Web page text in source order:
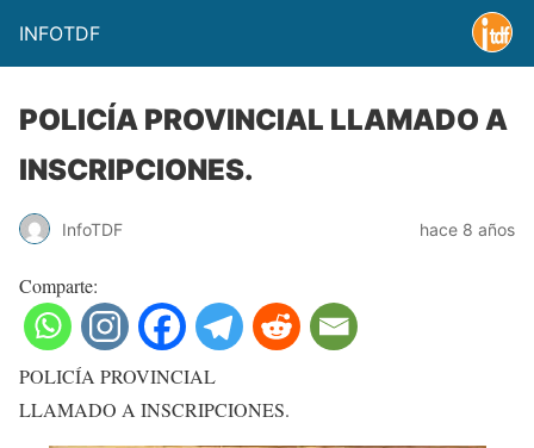
INFOTDF
POLICÍA PROVINCIAL LLAMADO A
INSCRIPCIONES.
InfoTDF hace 8 años
Comparte:
POLICÍA PROVINCIAL
LLAMADO A INSCRIPCIONES.